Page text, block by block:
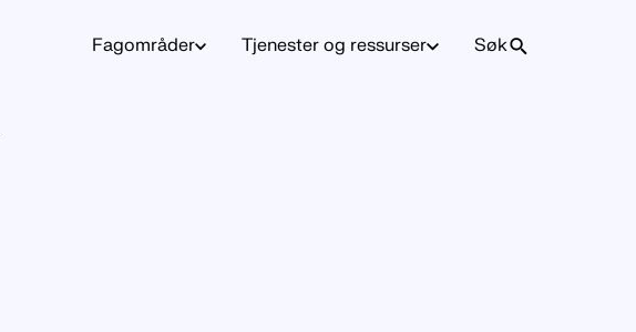
Fagområder Tjenester og ressurser Søk